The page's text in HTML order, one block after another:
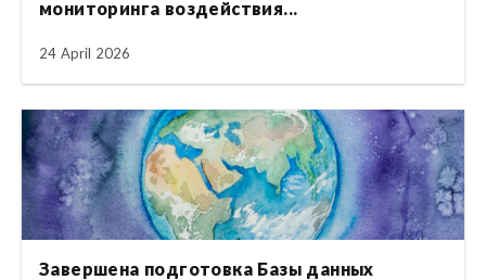
мониторинга воздействия...
24 April 2026
Завершена подготовка Базы данных